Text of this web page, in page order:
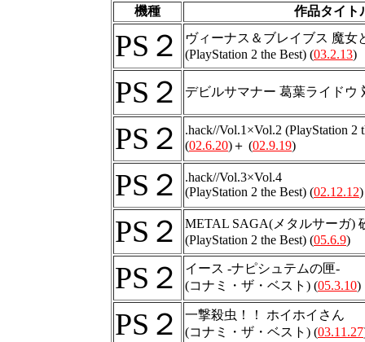
機種
作品タイト
PS２
ヴィーナス＆ブレイブス 魔女
(PlayStation 2 the Best) (03.2.13)
PS２ デビルサマナー 葛葉ライドウ
PS２
.hack//Vol.1×Vol.2 (PlayStation 2
(02.6.20)＋ (02.9.19)
PS２
.hack//Vol.3×Vol.4
(PlayStation 2 the Best) (02.12.12
PS２
METAL SAGA(メタルサーガ)
(PlayStation 2 the Best) (05.6.9)
PS２
イース -ナピシュテムの匣-
(コナミ・ザ・ベスト) (05.3.10)
PS２
一撃殺虫！！ ホイホイさん
(コナミ・ザ・ベスト) (03.11.27